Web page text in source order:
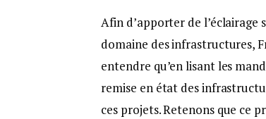
Afin d’apporter de
domaine des infrastructures,
entendre qu’en lisant les
remise en état des
ces projets. Retenons que ce